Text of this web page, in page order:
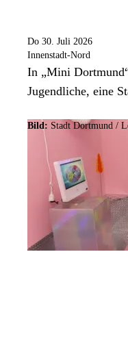
Do 30. Juli 2026
Innenstadt-Nord
In „Mini
Jugendliche, eine
Bild: Stadt Dortmund /